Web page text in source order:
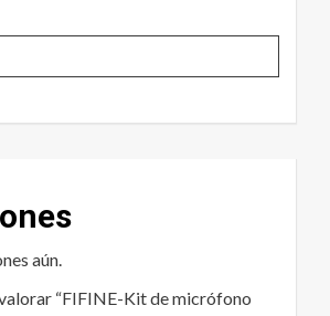
aún.
“FIFINE-Kit de micrófono